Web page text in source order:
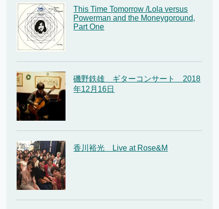
This Time Tomorrow /Lola versus
Powerman and the Moneygoround,
Part One
磯野鉄雄 ギターコンサート 2018
年12月16日
香川裕光 Live at Rose&M